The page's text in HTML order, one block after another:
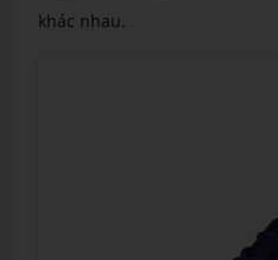
khác nhau.